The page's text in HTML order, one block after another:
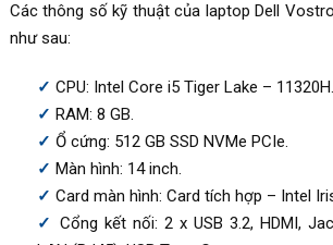
Các thông số kỹ thuật của laptop Dell
như sau:
CPU: Intel Core i5 Tiger Lake – 11320H.
RAM: 8 GB.
Ổ cứng: 512 GB SSD NVMe PCIe.
Màn hình: 14 inch.
Card màn hình: Card tích hợp – Intel
Cổng kết nối: 2 x USB 3.2, HDMI,